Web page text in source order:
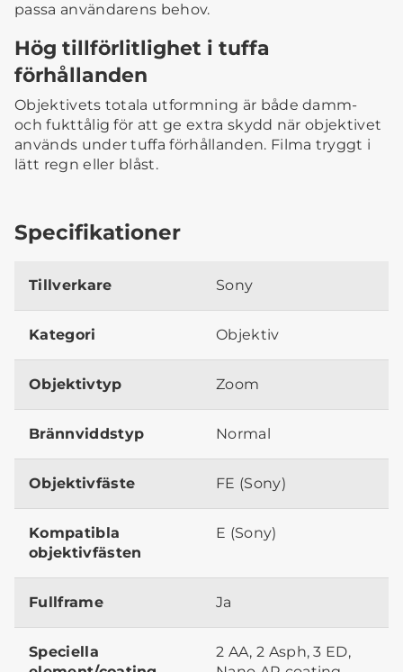
passa användarens behov.
Hög tillförlitlighet i tuffa
förhållanden
Objektivets totala utformning är både damm-
och fukttålig för att ge extra skydd när objektivet
används under tuffa förhållanden. Filma tryggt i
lätt regn eller blåst.
Specifikationer
Tillverkare Sony
Kategori Objektiv
Objektivtyp Zoom
Brännviddstyp Normal
Objektivfäste FE (Sony)
Kompatibla
objektivfästen
E (Sony)
Fullframe Ja
Speciella
2 AA, 2 Asph, 3 ED,